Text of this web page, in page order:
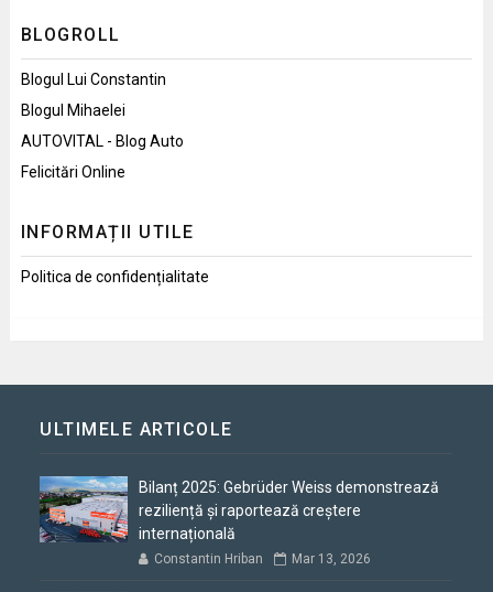
BLOGROLL
Blogul Lui Constantin
Blogul Mihaelei
AUTOVITAL - Blog Auto
Felicitări Online
INFORMAȚII UTILE
Politica de confidențialitate
ULTIMELE ARTICOLE
Bilanț 2025: Gebrüder Weiss demonstrează
reziliență și raportează creștere
internațională
Constantin Hriban Mar 13, 2026